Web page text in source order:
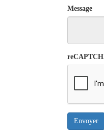
Message
Envoyer